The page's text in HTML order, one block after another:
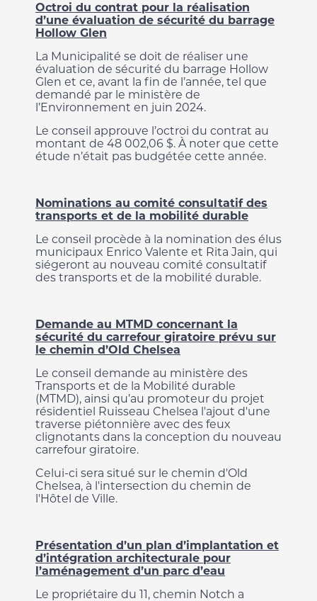
Octroi du contrat pour la réalisation
d’une évaluation de sécurité du barrage
Hollow Glen
La Municipalité se doit de réaliser une
évaluation de sécurité du barrage Hollow
Glen et ce, avant la fin de l’année, tel que
demandé par le ministère de
l’Environnement en juin 2024.
Le conseil approuve l’octroi du contrat au
montant de 48 002,06 $. À noter que cette
étude n’était pas budgétée cette année.
Nominations au comité consultatif des
transports et de la mobilité durable
Le conseil procède à la nomination des élus
municipaux Enrico Valente et Rita Jain, qui
siégeront au nouveau comité consultatif
des transports et de la mobilité durable.
Demande au MTMD concernant la
sécurité du carrefour giratoire prévu sur
le chemin d’Old Chelsea
Le conseil demande au ministère des
Transports et de la Mobilité durable
(MTMD), ainsi qu’au promoteur du projet
résidentiel Ruisseau Chelsea l'ajout d'une
traverse piétonnière avec des feux
clignotants dans la conception du nouveau
carrefour giratoire.
Celui-ci sera situé sur le chemin d'Old
Chelsea, à l'intersection du chemin de
l'Hôtel de Ville.
Présentation d’un plan d’implantation et
d’intégration architecturale pour
l’aménagement d’un parc d’eau
Le propriétaire du 11, chemin Notch a